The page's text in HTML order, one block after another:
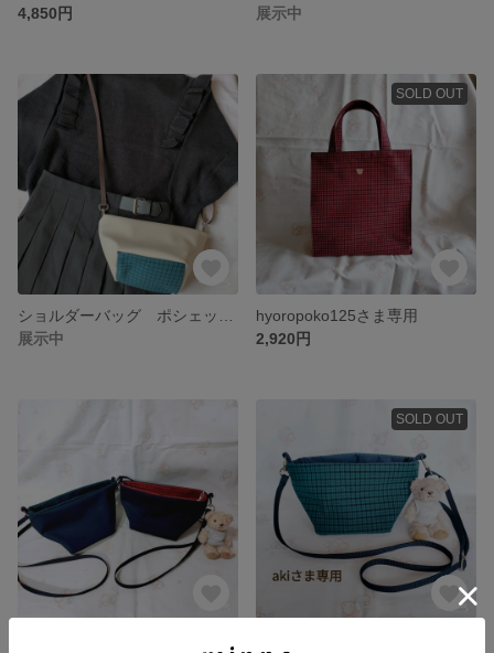
4,850円
展示中
展示中
SOLD OUT
hyoropoko125さま専用
2,920円
SOLD OUT